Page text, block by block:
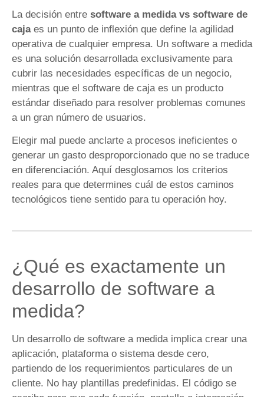
La decisión entre software a medida vs software de
cajaes un punto de inflexión que define la agilidad
operativa de cualquier empresa. Un software a medida
es una solución desarrollada exclusivamente para
cubrir las necesidades específicas de un negocio,
mientras que el software de caja es un producto
estándar diseñado para resolver problemas comunes
a un gran número de usuarios.
Elegir mal puede anclarte a procesos ineficientes o
generar un gasto desproporcionado que no se traduce
en diferenciación. Aquí desglosamos los criterios
reales para que determines cuál de estos caminos
tecnológicos tiene sentido para tu operación hoy.
¿Qué es exactamente un
desarrollo de software a
medida?
Un desarrollo de software a medida implica crear una
aplicación, plataforma o sistema desde cero,
partiendo de los requerimientos particulares de un
cliente. No hay plantillas predefinidas. El código se